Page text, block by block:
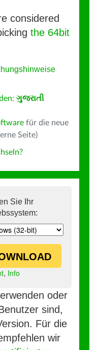
considered
the 64bit
ગુજરાતી
für die neue
Seite)
Sie Ihr
, Info
oder
sind,
Für die
wir